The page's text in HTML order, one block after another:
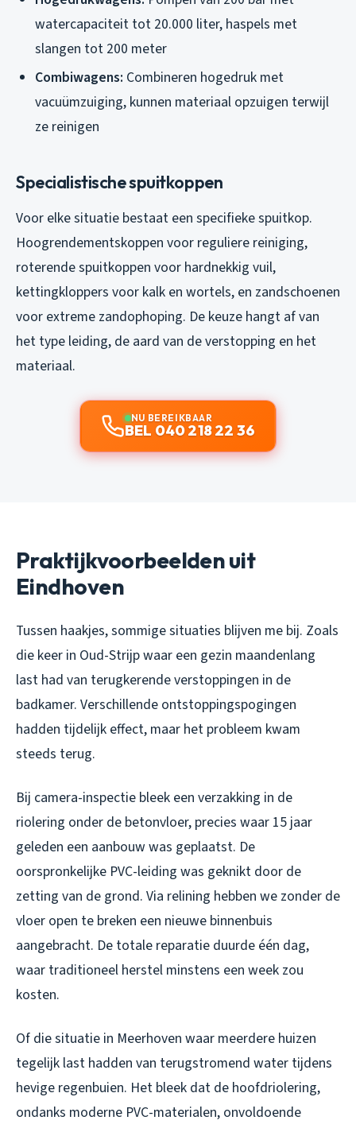
watercapaciteit tot 20.000 liter, haspels met
slangen tot 200 meter
Combiwagens: Combineren hogedruk met
vacuümzuiging, kunnen materiaal opzuigen terwijl
ze reinigen
Specialistische spuitkoppen
Voor elke situatie bestaat een specifieke spuitkop.
Hoogrendementskoppen voor reguliere reiniging,
roterende spuitkoppen voor hardnekkig vuil,
kettingkloppers voor kalk en wortels, en zandschoenen
voor extreme zandophoping. De keuze hangt af van
het type leiding, de aard van de verstopping en het
materiaal.
NU BEREIKBAAR
BEL 040 218 22 36
Praktijkvoorbeelden uit
Eindhoven
Tussen haakjes, sommige situaties blijven me bij. Zoals
die keer in Oud-Strijp waar een gezin maandenlang
last had van terugkerende verstoppingen in de
badkamer. Verschillende ontstoppingspogingen
hadden tijdelijk effect, maar het probleem kwam
steeds terug.
Bij camera-inspectie bleek een verzakking in de
riolering onder de betonvloer, precies waar 15 jaar
geleden een aanbouw was geplaatst. De
oorspronkelijke PVC-leiding was geknikt door de
zetting van de grond. Via relining hebben we zonder de
vloer open te breken een nieuwe binnenbuis
aangebracht. De totale reparatie duurde één dag,
waar traditioneel herstel minstens een week zou
kosten.
Of die situatie in Meerhoven waar meerdere huizen
tegelijk last hadden van terugstromend water tijdens
hevige regenbuien. Het bleek dat de hoofdriolering,
ondanks moderne PVC-materialen, onvoldoende